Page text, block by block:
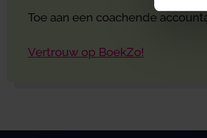
Toe aan een coachende
Vertrouw op BoekZo!